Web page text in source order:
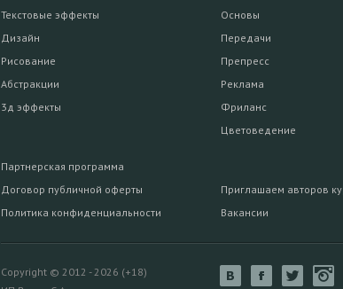
Текстовые эффекты
Дизайн
Рисование
Абстракции
3д эффекты
Основы
Передачи
Препресс
Реклама
Фриланс
Цветоведение
Партнерская программа
Договор публичной оферты
Политика конфиденциальности
Приглашаем авторов
Вакансии
Copyright © 2012 - 2026 (+18)